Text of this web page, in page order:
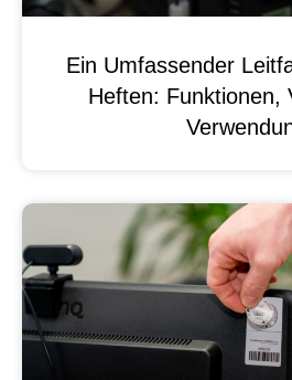
Ein Umfassender
Heften: Funktionen,